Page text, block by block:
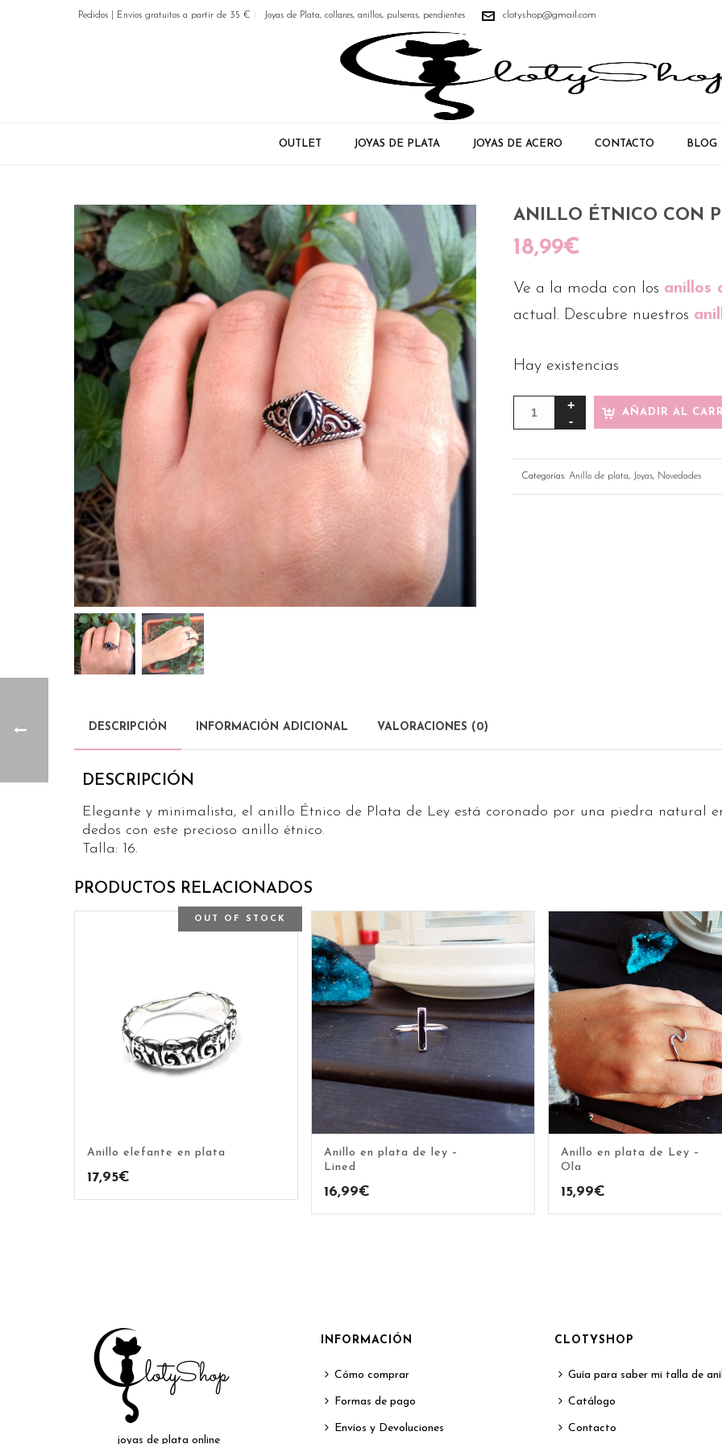
Pedidos | Envíos gratuitos a partir de 35 € Joyas de Plata, collares, anillos, pulseras, pendientes clotyshop@gmail.com
OUTLET JOYAS DE PLATA JOYAS DE ACERO CONTACTO BLOG
ANILLO ÉTNICO CON
18,99€
Ve a la moda con los anillos
actual. Descubre nuestros
Hay existencias
AÑADIR AL
Categorías:Anillo de plata, Joyas, Novedades
DESCRIPCIÓN INFORMACIÓN ADICIONAL VALORACIONES (0)
DESCRIPCIÓN
Elegante y minimalista, el anillo Étnico de Plata de Ley está coronado por una piedra natural
dedos con este precioso anillo étnico.
Talla: 16.
PRODUCTOS RELACIONADOS
OUT OF STOCK
Anillo elefante en plata
17,95€
Anillo en plata de ley –
Lined
16,99€
Anillo en plata de Ley –
Ola
15,99€
joyas de plata online
INFORMACIÓN
Cómo comprar
Formas de pago
Envíos y Devoluciones
CLOTYSHOP
Guía para saber mi talla de
Catálogo
Contacto